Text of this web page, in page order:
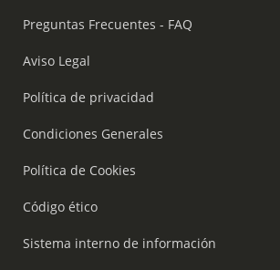
Preguntas Frecuentes - FAQ
Aviso Legal
Política de privacidad
Condiciones Generales
Política de Cookies
Código ético
Sistema interno de información